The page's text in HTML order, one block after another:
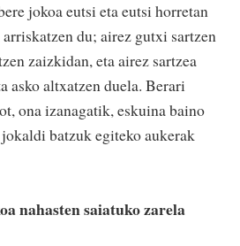
jokoa eutsi eta eutsi horretan
du; airez gutxi sartzen
zaizkidan, eta airez sartzea
asko altxatzen duela. Berari
ona izanagatik, eskuina baino
batzuk egiteko aukerak
nahasten saiatuko zarela